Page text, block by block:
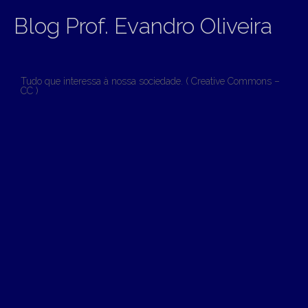
Blog Prof. Evandro Oliveira
Tudo que interessa à nossa sociedade. ( Creative Commons –
CC )